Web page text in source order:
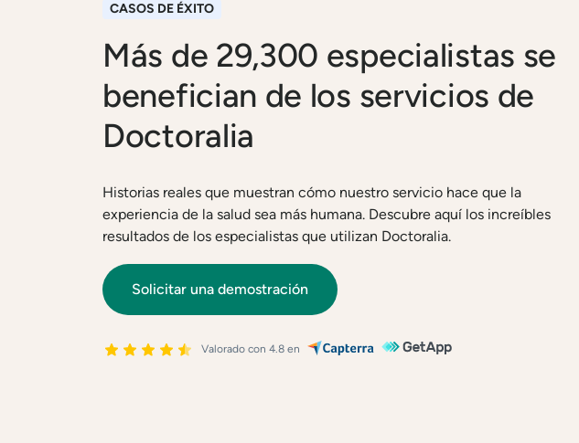
CASOS DE ÉXITO
Más de 29,300 especialistas se
benefician de los servicios de
Doctoralia
Historias reales que muestran cómo nuestro servicio hace que la
experiencia de la salud sea más humana. Descubre aquí los increíbles
resultados de los especialistas que utilizan Doctoralia.
Solicitar una demostración
Valorado con 4.8 en